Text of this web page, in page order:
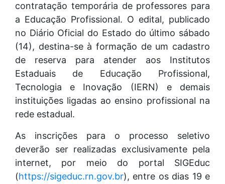
contratação temporária de professores para
a Educação Profissional. O edital, publicado
no Diário Oficial do Estado do último sábado
(14), destina-se à formação de um cadastro
de reserva para atender aos Institutos
Estaduais de Educação Profissional,
Tecnologia e Inovação (IERN) e demais
instituições ligadas ao ensino profissional na
rede estadual.
As inscrições para o processo seletivo
deverão ser realizadas exclusivamente pela
internet, por meio do portal SIGEduc
(https://sigeduc.rn.gov.br), entre os dias 19 e